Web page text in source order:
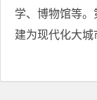
学、博物馆等
建为现代化大城